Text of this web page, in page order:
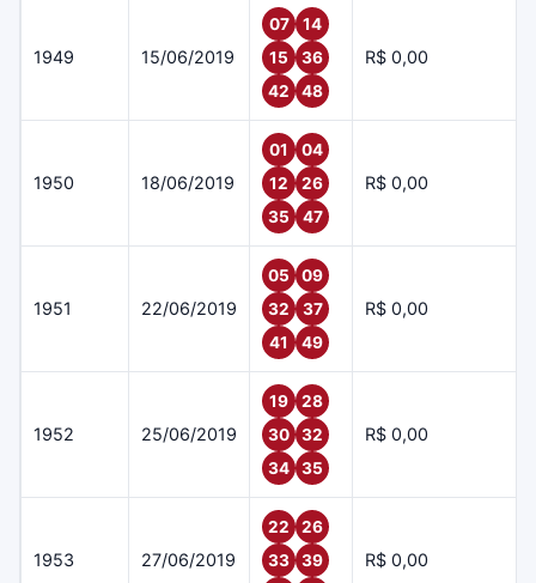
1949 15/06/2019
07
14
15
36
42
48
R$ 0,00
1950 18/06/2019
01
04
12
26
35
47
R$ 0,00
1951 22/06/2019
05
09
32
37
41
49
R$ 0,00
1952 25/06/2019
19
28
30
32
34
35
R$ 0,00
1953 27/06/2019
22
26
33
39
R$ 0,00